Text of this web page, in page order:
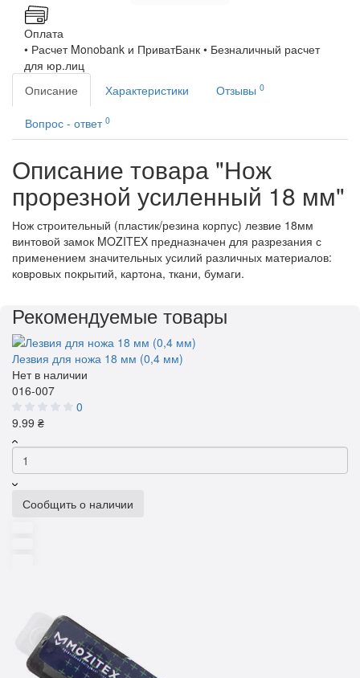
Оплата
• Расчет Monobank и ПриватБанк • Безналичный расчет
для юр.лиц
Описание
Характеристики Отзывы 0
Вопрос - ответ 0
Описание товара "Нож
прорезной усиленный 18 мм"
Нож строительный (пластик/резина корпус) лезвие 18мм
винтовой замок MOZITEX предназначен для разрезания с
применением значительных усилий различных материалов:
ковровых покрытий, картона, ткани, бумаги.
Рекомендуемые товары
Лезвия для ножа 18 мм (0,4 мм)
Нет в наличии
016-007
0
9.99 ₴
Сообщить о наличии